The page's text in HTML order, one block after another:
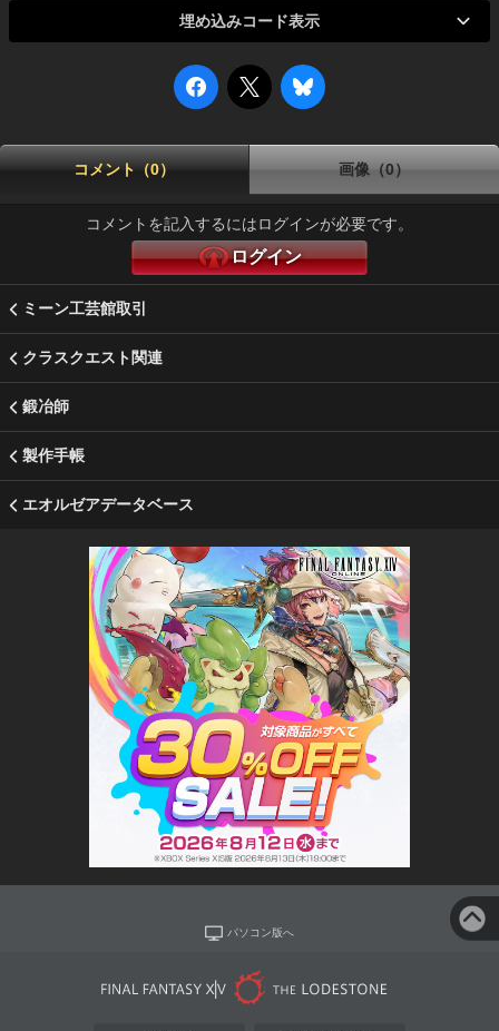
埋め込みコード表示
コメント（0） 画像（0）
コメントを記入するにはログインが必要です。
ログイン
ミーン工芸館取引
クラスクエスト関連
鍛冶師
製作手帳
エオルゼアデータベース
パソコン版へ